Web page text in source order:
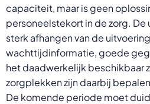
capaciteit, maar is geen
personeelstekort in de zorg.
sterk afhangen van de
wachttijdinformatie, goede
het daadwerkelijk beschikbaar
zorgplekken zijn daarbij
De komende periode moet